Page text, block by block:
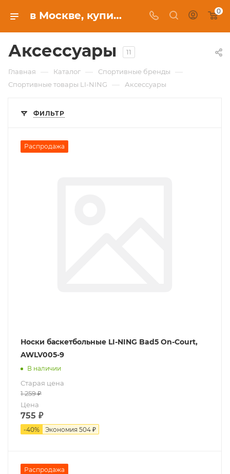
в Москве, купить в интернет-магазине c бесплатной доставкой 0
Аксессуары 11
Главная — Каталог — Спортивные бренды —
Спортивные товары LI-NING — Аксессуары
ФИЛЬТР
Распродажа
Носки баскетбольные LI-NING Bad5 On-Court,
AWLV005-9
В наличии
Старая цена
1 259₽
Цена
755 ₽
-40% Экономия 504 ₽
Распродажа